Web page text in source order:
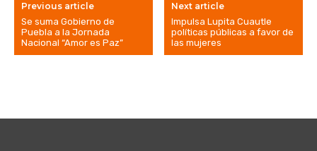
Previous article
Se suma Gobierno de
Puebla a la Jornada
Nacional “Amor es Paz”
Next article
Impulsa Lupita Cuautle
políticas públicas a favor de
las mujeres